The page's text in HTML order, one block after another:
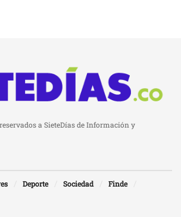
a SieteDías de Información y
Deporte Sociedad
Finde